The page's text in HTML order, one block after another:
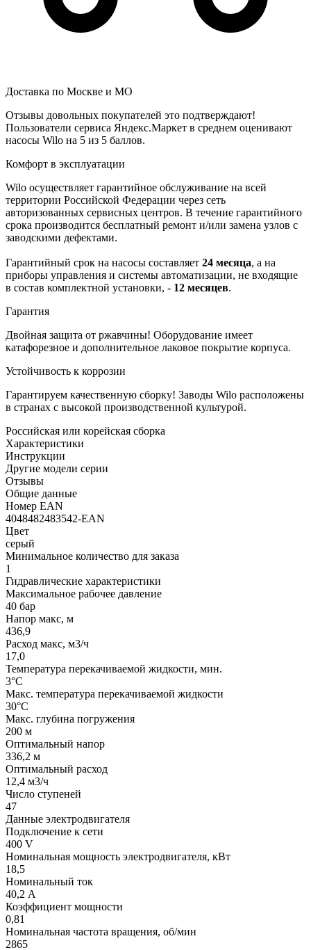
Доставка по Москве и МО
Отзывы довольных покупателей это подтверждают!
Пользователи сервиса Яндекс.Маркет в среднем оценивают
насосы Wilo на 5 из 5 баллов.
Комфорт в эксплуатации
Wilo осуществляет гарантийное обслуживание на всей
территории Российской Федерации через сеть
авторизованных сервисных центров. В течение гарантийного
срока производится бесплатный ремонт и/или замена узлов с
заводскими дефектами.
Гарантийный срок на насосы составляет 24 месяца, а на
приборы управления и системы автоматизации, не входящие
в состав комплектной установки, - 12 месяцев.
Гарантия
Двойная защита от ржавчины! Оборудование имеет
катафорезное и дополнительное лаковое покрытие корпуса.
Устойчивость к коррозии
Гарантируем качественную сборку! Заводы Wilo расположены
в странах с высокой производственной культурой.
Российская или корейская сборка
Характеристики
Инструкции
Другие модели серии
Отзывы
Общие данные
Номер EAN
4048482483542-EAN
Цвет
серый
Минимальное количество для заказа
1
Гидравлические характеристики
Максимальное рабочее давление
40 бар
Напор макс, м
436,9
Расход макс, м3/ч
17,0
Температура перекачиваемой жидкости, мин.
3°C
Макс. температура перекачиваемой жидкости
30°C
Макс. глубина погружения
200 м
Оптимальный напор
336,2 м
Оптимальный расход
12,4 м3/ч
Число ступеней
47
Данные электродвигателя
Подключение к сети
400 V
Номинальная мощность электродвигателя, кВт
18,5
Номинальный ток
40,2 А
Коэффициент мощности
0,81
Номинальная частота вращения, об/мин
2865